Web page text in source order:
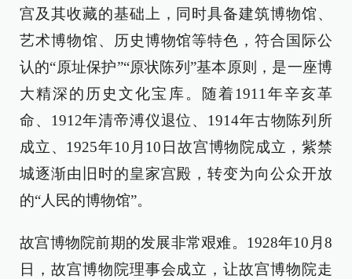
宫及其收藏的基础上，同时具备建筑博物馆、
艺术博物馆、历史博物馆等特色，符合国际公
认的“原址保护”“原状陈列”基本原则，是一座博
大精深的历史文化宝库。随着1911年辛亥革
命、1912年清帝溥仪退位、1914年古物陈列所
成立、1925年10月10日故宫博物院成立，紫禁
城逐渐由旧时的皇家宫殿，转变为向公众开放
的“人民的博物馆”。
故宫博物院前期的发展非常艰难。1928年10月8
日，故宫博物院理事会成立，让故宫博物院走